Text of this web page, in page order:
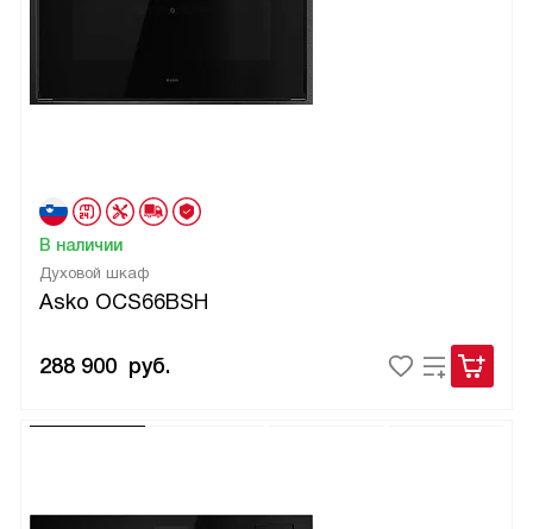
Духовой шкаф
Asko OCS66BSH
В наличии
288 900 руб.